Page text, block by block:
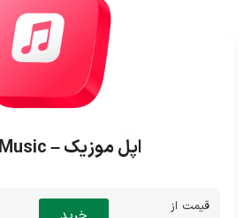
اپل موزیک – Apple Music
قیمت از